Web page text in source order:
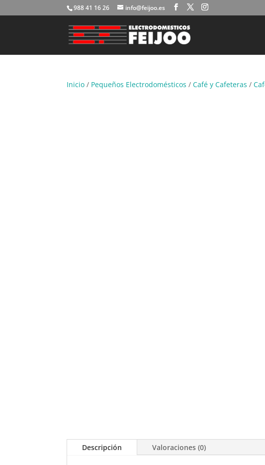
988 41 16 26 info@feijoo.es
Inicio / Pequeños Electrodomésticos /Café y Cafeteras /
Descripción Valoraciones (0)